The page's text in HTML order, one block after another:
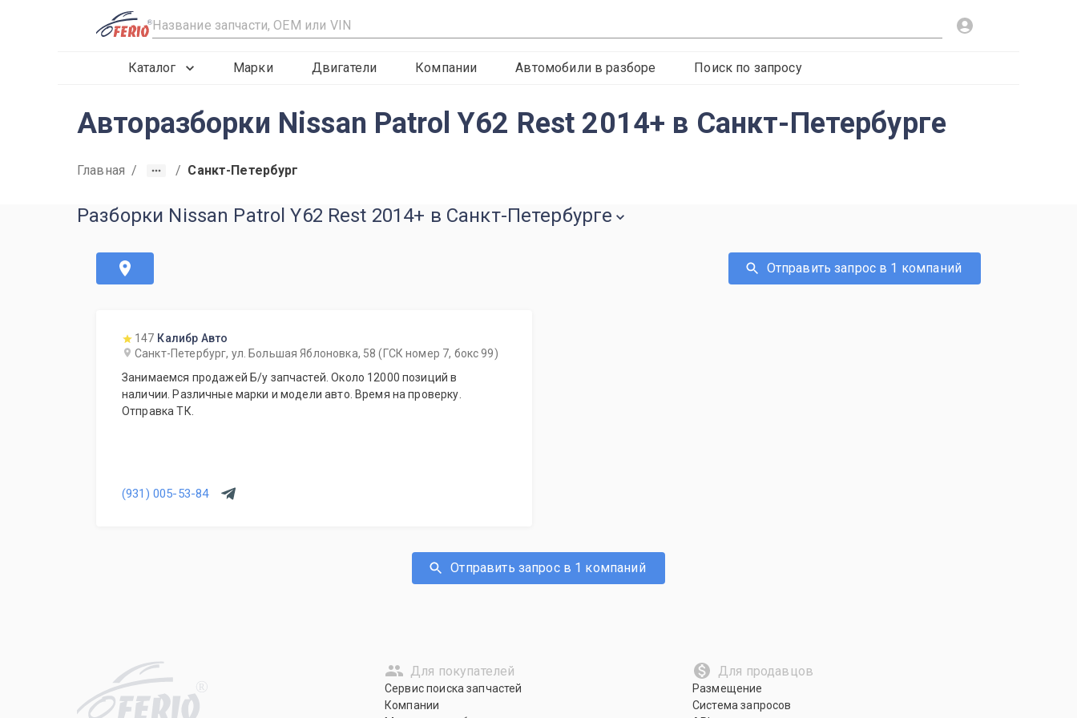
R
Каталог Марки Двигатели Компании Автомобили в разборе Поиск по запросу
Авторазборки Nissan Patrol Y62 Rest 2014+ в Санкт-Петербурге
Главная / / Санкт-Петербург
Разборки Nissan Patrol Y62 Rest 2014+ в Санкт-Петербурге
Отправить запрос в 1 компаний
147 Калибр Авто
Санкт-Петербург, ул. Большая Яблоновка, 58 (ГСК номер 7, бокс 99)
Занимаемся продажей Б/у запчастей. Около 12000 позиций в
наличии. Различные марки и модели авто. Время на проверку.
Отправка ТК.
(931) 005-53-84
Отправить запрос в 1 компаний
R
Для покупателей
Сервис поиска запчастей
Компании
Для продавцов
Размещение
Система запросов